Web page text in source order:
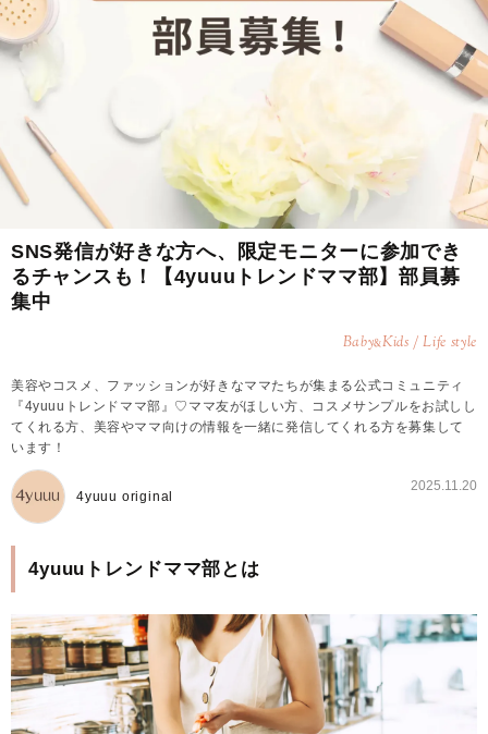
SNS発信が好きな方へ、限定モニターに参加でき
るチャンスも！【4yuuuトレンドママ部】部員募
集中
Baby&Kids / Life style
美容やコスメ、ファッションが好きなママたちが集まる公式コミュニティ
『4yuuuトレンドママ部』♡ママ友がほしい方、コスメサンプルをお試しし
てくれる方、美容やママ向けの情報を一緒に発信してくれる方を募集して
います！
4yuuu original
2025.11.20
4yuuuトレンドママ部とは